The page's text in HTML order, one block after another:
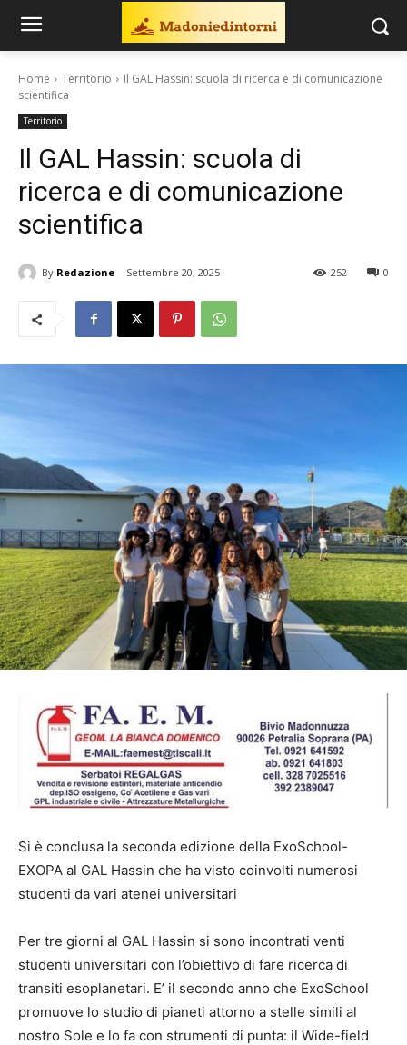
Home Territorio
Il GAL Hassin: scuola di ricerca e di comunicazione
scientifica
Territorio
Il GAL Hassin: scuola di
ricerca e di comunicazione
scientifica
By Redazione Settembre 20, 2025 0
252
Si è conclusa la seconda edizione della ExoSchool-
EXOPA al GAL Hassin che ha visto coinvolti numerosi
studenti da vari atenei universitari
Per tre giorni al GAL Hassin si sono incontrati venti
studenti universitari con l’obiettivo di fare ricerca di
transiti esoplanetari. E’ il secondo anno che ExoSchool
promuove lo studio di pianeti attorno a stelle simili al
nostro Sole e lo fa con strumenti di punta: il Wide-field